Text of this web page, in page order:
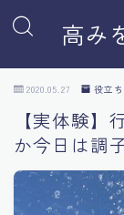
高み
2020.05.27 役立ち
【実体験
か今日は調